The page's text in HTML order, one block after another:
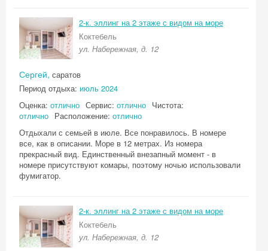
2-к. эллинг на 2 этаже с видом на море
Коктебель
ул. Набережная, д. 12
Сергей, саратов
Период отдыха: июль 2024
Оценка: отлично Сервис: отлично Чистота:
отлично Расположение: отлично
Отдыхали с семьей в июле. Все понравилось. В номере
все, как в описании. Море в 12 метрах. Из номера
прекрасный вид. Единственный внезапный момент - в
номере присутствуют комары, поэтому ночью использовали
фумигатор.
2-к. эллинг на 2 этаже с видом на море
Коктебель
ул. Набережная, д. 12
Скидка −5%
Хочешь дешевле? Оставь почту и получи
промокод на первое бронирование!
Получить промокод